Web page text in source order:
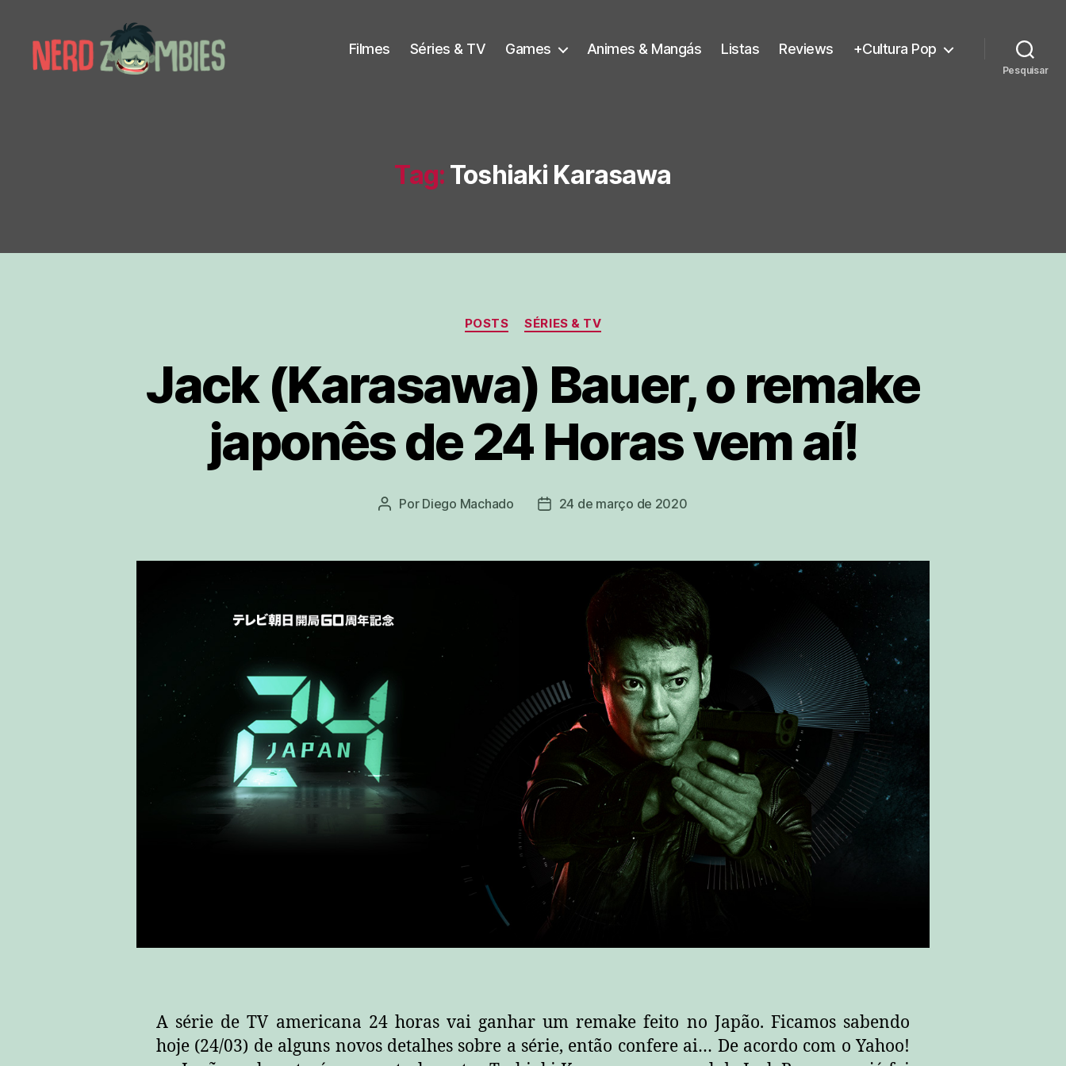
Filmes Séries & TV Games Animes & Mangás Listas Reviews +Cultura Pop
Pesquisar
Tag: Toshiaki Karasawa
Categorias
POSTS SÉRIES & TV
Jack (Karasawa) Bauer, o remake
japonês de 24 Horas vem aí!
Autor
Por Diego Machado
Data24 de março de 2020
A série de TV americana 24 horas vai ganhar um remake feito no Japão. Ficamos sabendo
hoje (24/03) de alguns novos detalhes sobre a série, então confere ai… De acordo com o Yahoo!